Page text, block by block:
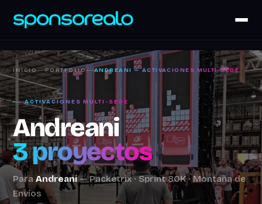
INICIO PORTFOLIO ANDREANI — ACTIVACIONES MULTI-SEDE
ACTIVACIONES MULTI-SEDE
Andreani
3 proyectos
ParaAndreani— Packetrix · Sprint 80K · Montaña de
Envíos